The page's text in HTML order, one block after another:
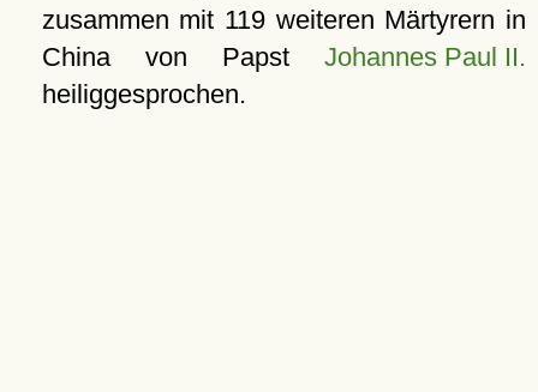
zusammen mit 119 weiteren Märtyrern in
China von Papst Johannes Paul II.
heiliggesprochen.